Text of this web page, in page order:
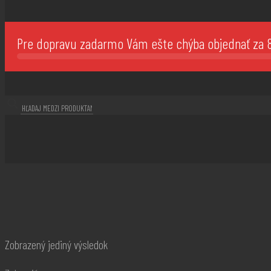
Pre dopravu zadarmo Vám ešte chýba objednať za
Zobrazený jediný výsledok